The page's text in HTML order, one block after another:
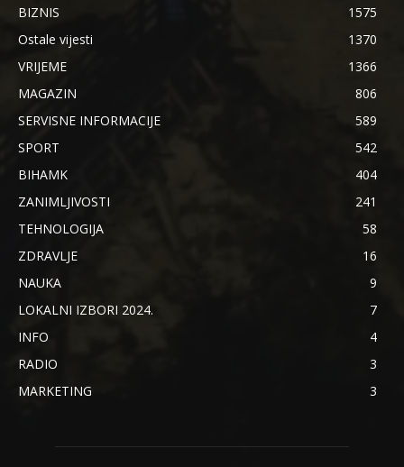
BIZNIS
1575
Ostale vijesti
1370
VRIJEME
1366
MAGAZIN
806
SERVISNE INFORMACIJE
589
SPORT
542
BIHAMK
404
ZANIMLJIVOSTI
241
TEHNOLOGIJA
58
ZDRAVLJE
16
NAUKA
9
LOKALNI IZBORI 2024.
7
INFO
4
RADIO
3
MARKETING
3